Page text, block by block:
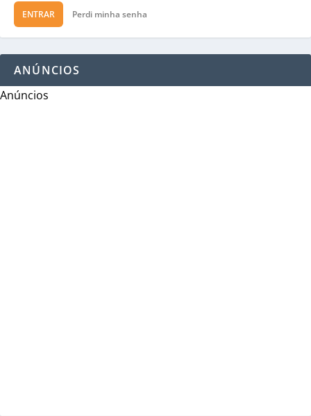
ENTRAR Perdi minha senha
ANÚNCIOS
Anúncios